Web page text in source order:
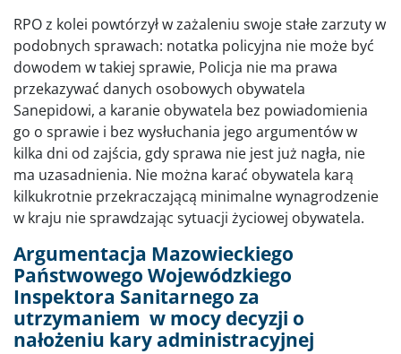
RPO z kolei powtórzył w zażaleniu swoje stałe zarzuty w
podobnych sprawach: notatka policyjna nie może być
dowodem w takiej sprawie, Policja nie ma prawa
przekazywać danych osobowych obywatela
Sanepidowi, a karanie obywatela bez powiadomienia
go o sprawie i bez wysłuchania jego argumentów w
kilka dni od zajścia, gdy sprawa nie jest już nagła, nie
ma uzasadnienia. Nie można karać obywatela karą
kilkukrotnie przekraczającą minimalne wynagrodzenie
w kraju nie sprawdzając sytuacji życiowej obywatela.
Argumentacja Mazowieckiego
Państwowego Wojewódzkiego
Inspektora Sanitarnego za
utrzymaniem w mocy decyzji o
nałożeniu kary administracyjnej